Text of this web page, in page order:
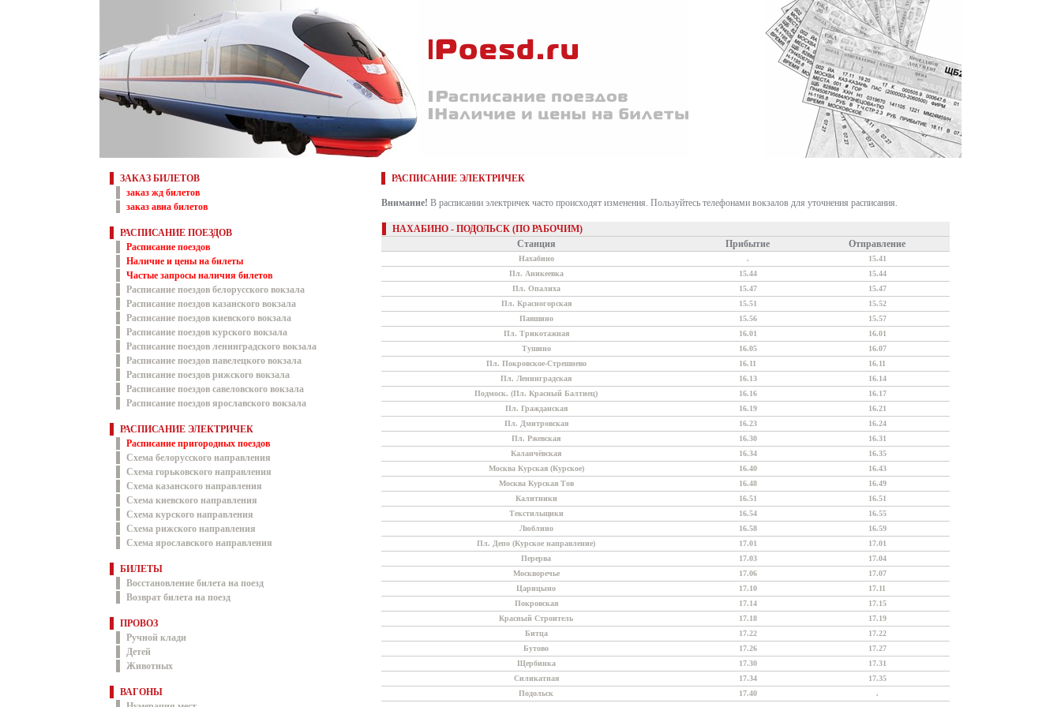
ЗАКАЗ БИЛЕТОВ
заказ жд билетов
заказ авиа билетов
РАСПИСАНИЕ ПОЕЗДОВ
Расписание поездов
Наличие и цены на билеты
Частые запросы наличия билетов
Расписание поездов белорусского вокзала
Расписание поездов казанского вокзала
Расписание поездов киевского вокзала
Расписание поездов курского вокзала
Расписание поездов ленинградского вокзала
Расписание поездов павелецкого вокзала
Расписание поездов рижского вокзала
Расписание поездов савеловского вокзала
Расписание поездов ярославского вокзала
РАСПИСАНИЕ ЭЛЕКТРИЧЕК
Расписание пригородных поездов
Схема белорусского направления
Схема горьковского направления
Схема казанского направления
Схема киевского направления
Схема курского направления
Схема рижского направления
Схема ярославского направления
БИЛЕТЫ
Восстановление билета на поезд
Возврат билета на поезд
ПРОВОЗ
Ручной клади
Детей
Животных
ВАГОНЫ
РАСПИСАНИЕ ЭЛЕКТРИЧЕК
Внимание! В расписании электричек часто происходят изменения. Пользуйтесь телефонами вокзалов для уточнения расписания.
НАХАБИНО - ПОДОЛЬСК (ПО РАБОЧИМ)
Станция
Прибытие Отправление
Нахабино .
15.41
Пл. Аникеевка
15.44
15.44
Пл. Опалиха
15.47
15.47
Пл. Красногорская
15.51
15.52
Павшино
15.56
15.57
Пл. Трикотажная
16.01
16.01
Тушино
16.05
16.07
Пл. Покровское-Стрешнево
16.11
16.11
Пл. Ленинградская
16.13
16.14
Подмоск. (Пл. Красный Балтиец)
16.16
16.17
Пл. Гражданская
16.19
16.21
Пл. Дмитровская
16.23
16.24
Пл. Ржевская
16.30
16.31
Каланчёвская
16.34
16.35
Москва Курская (Курское)
16.40
16.43
Москва Курская Тов
16.48
16.49
Калитники
16.51
16.51
Текстильщики
16.54
16.55
Люблино
16.58
16.59
Пл. Депо (Курское направление)
17.01
17.01
Перерва
17.03
17.04
Москворечье
17.06
17.07
Царицыно
17.10
17.11
Покровская
17.14
17.15
Красный Строитель
17.18
17.19
Битца
17.22
17.22
Бутово
17.26
17.27
Щербинка
17.30
17.31
Силикатная
17.34
17.35
Подольск
17.40 .